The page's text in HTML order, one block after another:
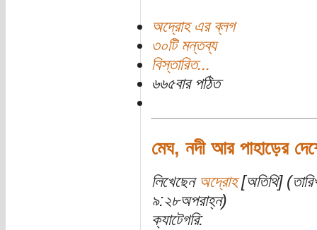
অদ্রোহ এর ব্লগ
৩০টি মন্তব্য
বিস্তারিত...
৬৬৫বার পঠিত
মেঘ, নদী আর পাহাড়ের
লিখেছেন অদ্রোহ[অতিথি]
৯:২৮অপরাহ্ন)
ক্যাটেগরি: